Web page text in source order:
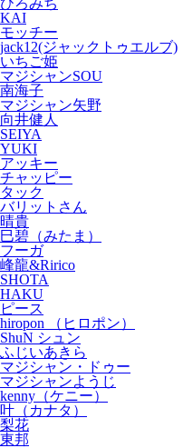
KAI
モッチー
jack12(ジャックトゥエルブ)
いちご姫
マジシャンSOU
南海子
マジシャン矢野
向井健人
SEIYA
YUKI
アッキー
チャッピー
タック
バリットさん
晴貴
巳碧（みたま）
フーガ
峰龍&Ririco
SHOTA
HAKU
ピース
hiropon （ヒロポン）
ShuN シュン
ふじいあきら
マジシャン・ドゥー
マジシャンようじ
kenny（ケニー）
叶（カナタ）
梨花
東邦